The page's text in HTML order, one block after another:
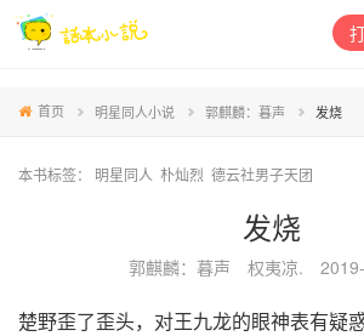
首页 明星同人小说 郭麒麟：暮声 发烧
本书标签： 明星同人 朴灿烈 德云社男子天团
发烧
郭麒麟：暮声 权夷凉.
楚野歪了歪头，对王九龙的眼神表有疑